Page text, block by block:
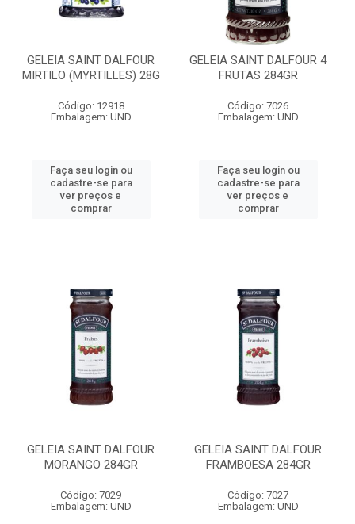
GELEIA SAINT DALFOUR
MIRTILO (MYRTILLES) 28G
Código: 12918
Embalagem: UND
Faça seu login ou
cadastre-se para
ver preços e
comprar
GELEIA SAINT DALFOUR 4
FRUTAS 284GR
Código: 7026
Embalagem: UND
Faça seu login ou
cadastre-se para
ver preços e
comprar
GELEIA SAINT DALFOUR
MORANGO 284GR
Código: 7029
Embalagem: UND
GELEIA SAINT DALFOUR
FRAMBOESA 284GR
Código: 7027
Embalagem: UND